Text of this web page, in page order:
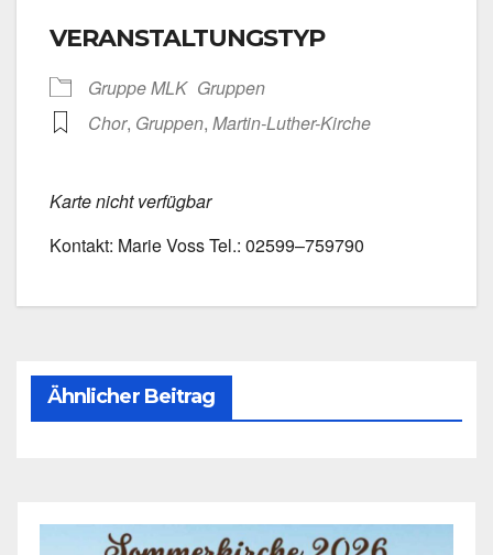
VERANSTALTUNGSTYP
Grup­pe MLK Grup­pen
Chor, Grup­pen, Martin-Luther-Kirche
Kar­te nicht ver­füg­bar
Kon­takt: Marie Voss Tel.: 02599–759790
Ähnlicher Beitrag